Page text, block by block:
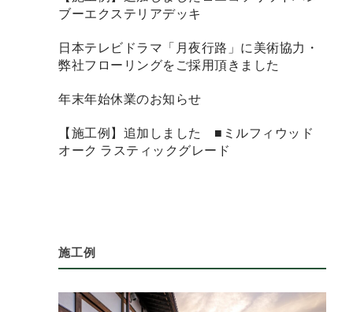
ブーエクステリアデッキ
日本テレビドラマ「月夜行路」に美術協力・
弊社フローリングをご採用頂きました
年末年始休業のお知らせ
【施工例】追加しました ■ミルフィウッド
オーク ラスティックグレード
施工例